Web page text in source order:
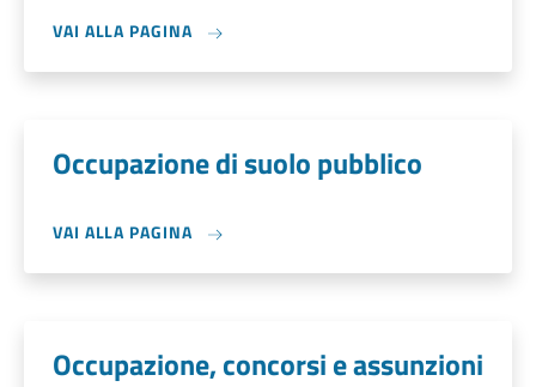
VAI ALLA PAGINA
Occupazione di suolo pubblico
VAI ALLA PAGINA
Occupazione, concorsi e assunzioni